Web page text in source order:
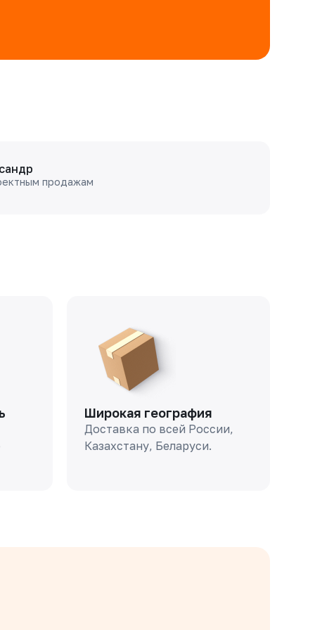
продажам
Широкая география
Доставка по всей России,
Казахстану, Беларуси.